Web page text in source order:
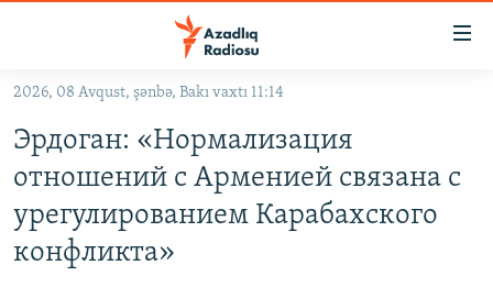
Əsas
qayıt
Əsas
qayıt
Axtarışa
#İZAHLA
#ƏSLINDƏ
FƏRQƏ BAX
2026, 08 Avqust, şənbə, Bakı vaxtı 11:14
Эрдоган: «Нормализация
отношений с Арменией связана с
урегулированием Карабахского
конфликта»